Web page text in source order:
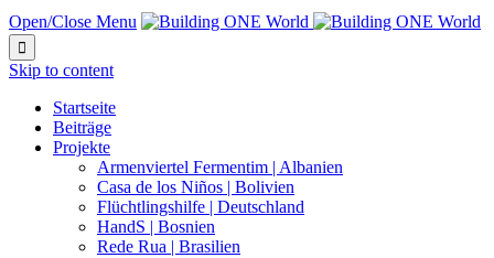
Open/Close Menu

Skip to content
Startseite
Beiträge
Projekte
Armenviertel Fermentim | Albanien
Casa de los Niños | Bolivien
Flüchtlingshilfe | Deutschland
HandS | Bosnien
Rede Rua | Brasilien